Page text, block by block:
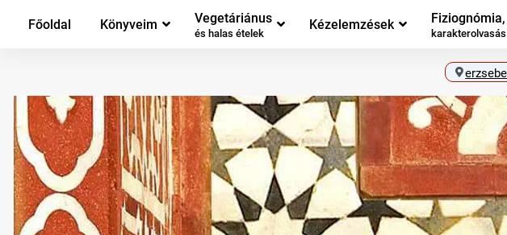
Főoldal Könyveim Vegetáriánus
és halas ételek
Kézelemzések Fiziognómia,
karakterolvasás